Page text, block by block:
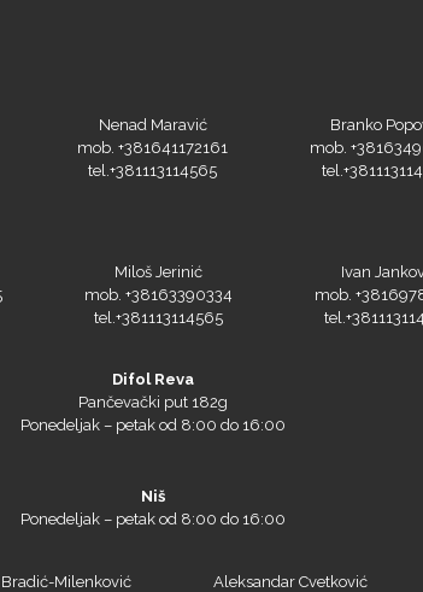
Nenad Maravić
mob. +381641172161
tel.+381113114565
Branko
mob.
Miloš Jerinić
mob. +38163390334
tel.+381113114565
Ivan
mob.
Difol Reva
Pančevački put 182g
Ponedeljak – petak od 8:00 do 16:00
Niš
Ponedeljak – petak od 8:00 do 16:00
Milenković
Aleksandar Cvetković